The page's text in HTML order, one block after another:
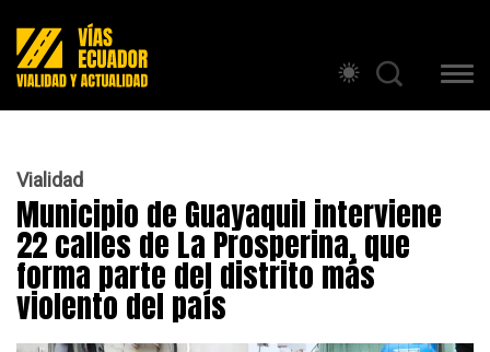
Vialidad
Municipio de Guayaquil interviene
22 calles de La Prosperina, que
forma parte del distrito más
violento del país